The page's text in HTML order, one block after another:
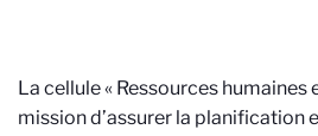
La cellule « Ressources humaines
mission d’assurer la planification